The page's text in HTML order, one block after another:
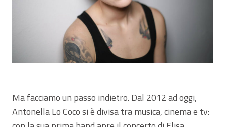
Ma facciamo un passo indietro. Dal 2012 ad oggi,
Antonella Lo Coco si è divisa tra musica, cinema e tv: